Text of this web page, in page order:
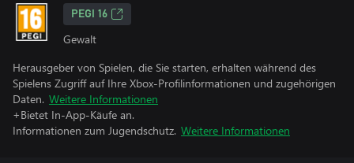
PEGI 16
Gewalt
Herausgeber von Spielen, die Sie starten, erhalten während des
Spielens Zugriff auf Ihre Xbox-Profilinformationen und zugehörigen
Daten. Weitere Informationen
+Bietet In-App-Käufe an.
Informationen zum Jugendschutz. Weitere Informationen